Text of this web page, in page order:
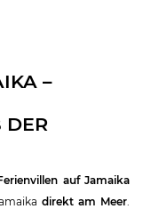
–
DER
auf Jamaika
direkt am Meer.